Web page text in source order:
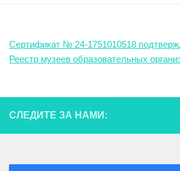
Сертификат № 24-1751010518
Реестр музеев образовательных
СЛЕДИТЕ ЗА НАМИ: